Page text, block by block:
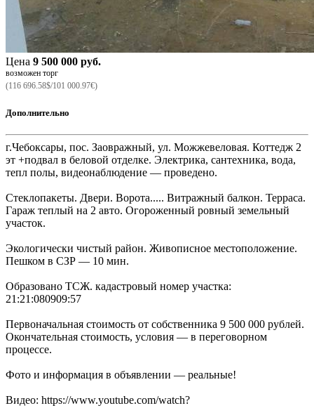
Цена 9 500 000 руб.
возможен торг
(116 696.58$/101 000.97€)
Дополнительно
г.Чебоксары, пос. Заовражный, ул. Можжевеловая. Коттедж 2
эт +подвал в беловой отделке. Электрика, сантехника, вода,
тепл полы, видеонаблюдение — проведено.
Стеклопакеты. Двери. Ворота..... Витражный балкон. Терраса.
Гараж теплый на 2 авто. Огороженный ровный земельный
участок.
Экологически чистый район. Живописное местоположение.
Пешком в СЗР — 10 мин.
Образовано ТСЖ. кадастровый номер участка:
21:21:080909:57
Первоначальная стоимость от собственника 9 500 000 рублей.
Окончательная стоимость, условия — в переговорном
процессе.
Фото и информация в объявлении — реальные!
Видео: https://www.youtube.com/watch?